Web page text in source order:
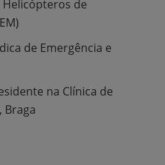
Helicópteros de
de Emergência e
na Clínica de
Braga